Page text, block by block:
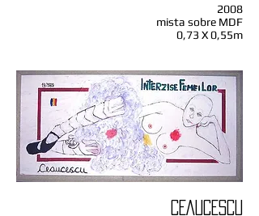
2008
mista sobre MDF
0,73 X 0,55m
CEAUCESCU